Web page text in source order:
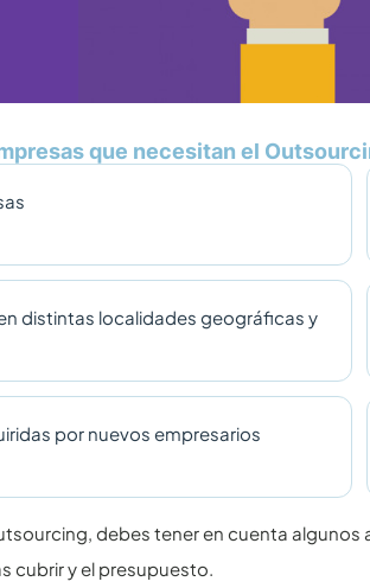
que necesitan el
distintas localidades geográficas y
por nuevos empresarios
debes tener en cuenta algunos
cubrir y el presupuesto.